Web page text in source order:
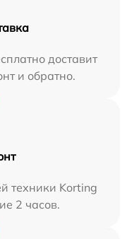
доставит
и обратно.
техники Korting
2 часов.